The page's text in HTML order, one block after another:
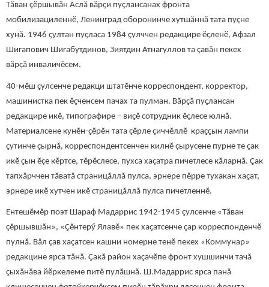
Тӑван çӗршывӑн Аслӑ вӑрҫи пуҫлансанах фронта
мобилизациленнӗ, Ленинград оборонинче хутшӑннӑ тата пуçне
хунă. 1946 ҫултан пуҫласа 1984 ҫулччен редакцире ӗҫленӗ, Афзал
Шигапович Шигабутдинов, Зиятдин Атнагуллов та ҫавӑн пекех
вӑрҫӑ инваличӗсем.
40-мӗш ҫулсенче редакци штатӗнче корреспондент, корректор,
машинистка пек ӗҫченсем пачах та пулман. Вӑрҫӑ пуҫлансан
редакцире икӗ, типографире – виҫӗ сотрудник ӗçлесе юлнă.
Материалсене кунӗн-ҫӗрӗн тата çӗрле ҫиччӗллӗ краҫҫын лампи
ҫутинче ҫырнă, корреспондентсенчен килнӗ çырусене пурне те ҫак
икӗ ҫын ӗçе кӗртсе, тӗрӗслесе, пухса хаçатра пичетлесе кӑларнӑ. Çак
тапхăрччен тăватă страницăллă пулса, эрнере пӗрре тухакан хаҫат,
эрнере икӗ хутчен икӗ страницăллă пулса пичетленнӗ.
Ентешӗмӗр поэт Шараф Мадаррис 1942-1945 ҫулсенче «Тӑван
çӗршывшӑн», «Ҫӗнтерӳ Ялавӗ» пек хаҫатсенче ҫар корреспонденчӗ
пулнă. Вăл çав хаҫатсен кашни номерне тенӗ пекех «Коммунар»
редакцине ярса тӑнӑ. Ҫакӑ район хаҫачӗпе фронт хушшинчи тачă
ҫыхӑнӑва йӗркелеме питӗ пулӑшнă. Ш.Мадаррис ярса панă